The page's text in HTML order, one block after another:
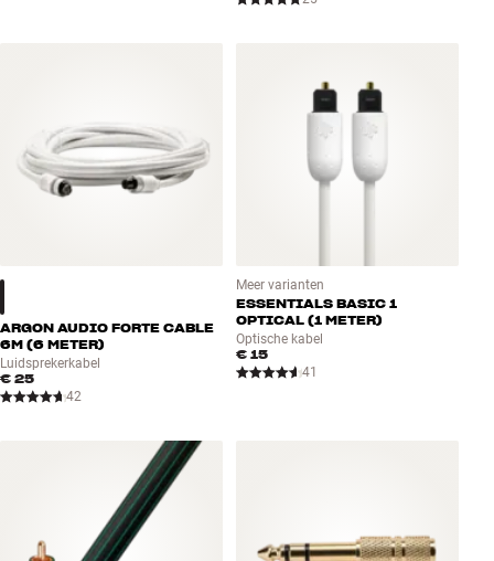
ARGON AUDIO FORTE CABLE
6M (6 METER)
Luidsprekerkabel
€ 25
42
Meer varianten
ESSENTIALS BASIC 1
OPTICAL (1 METER)
Optische kabel
€ 15
41